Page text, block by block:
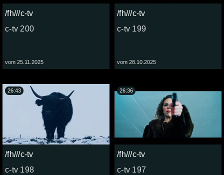
/fh///c-tv
c-tv 200
vom 25.11.2025
/fh///c-tv
c-tv 199
vom 28.10.2025
/fh///c-tv
c-tv 198
26:43
/fh///c-tv
c-tv 197
26:36